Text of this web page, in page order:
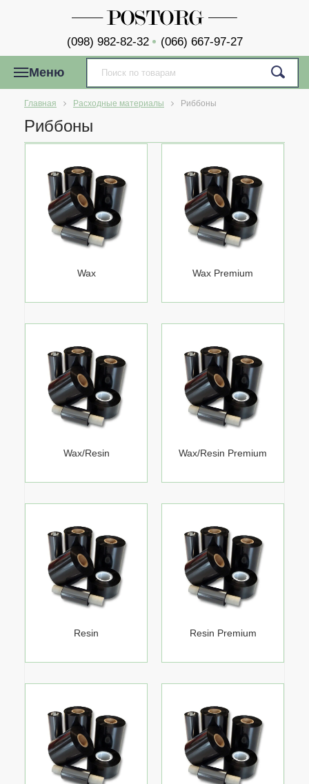
(098) 982-82-32 (066) 667-97-27
Меню
Главная Расходные материалы Риббоны
Риббоны
Wax Wax Premium
Wax/Resin Wax/Resin Premium
Resin Resin Premium